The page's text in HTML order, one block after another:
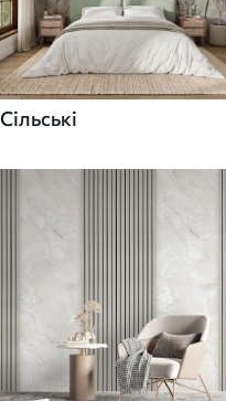
Сільські